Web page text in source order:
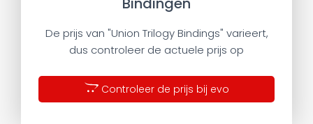
De prijs van "Union Trilogy Bindings" varieert,
dus controleer de actuele prijs op
Controleer de prijs bij evo